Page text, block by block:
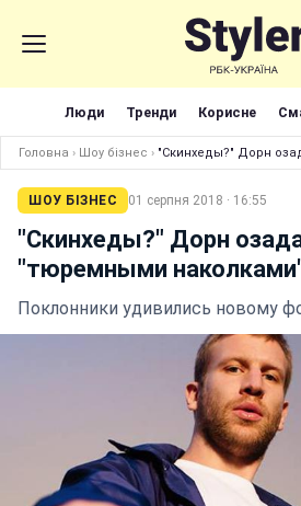
Люди Тренди Корисне
Головна › Шоу бізнес › "Скинхеды?" Дорн
ШОУ БІЗНЕС 01 серпня 2018 · 16:55
"Скинхеды?" Дорн
"тюремными
Поклонники удивились новому